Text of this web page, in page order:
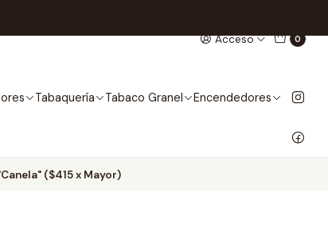
Acceso 0
Tabaquería Tabaco Granel Encendedores
($415 x Mayor)